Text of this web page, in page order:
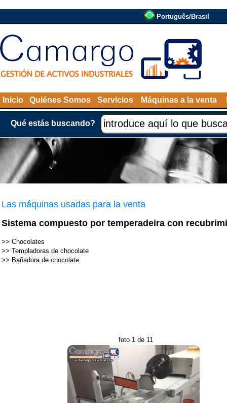
Português/Brasil
Inicio Quiénes Somos Servicios Máquinas a la venta
Qué estás buscando?
Las máquinas usadas para la venta
Sistema compuesto por temperadeira con
>> Chocolates
>> Templadoras de chocolate
>> Bañadora de chocolate
foto 1 de 11